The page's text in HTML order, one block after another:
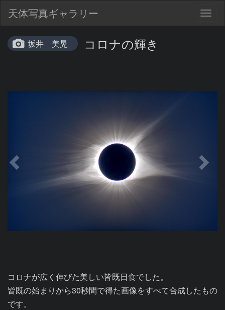
天体写真ギャラリー
坂井 美晃 コロナの輝き
コロナが広く伸びた美しい皆既日食でした。
皆既の始まりから30秒間で得た画像をすべて合成したもの
です。